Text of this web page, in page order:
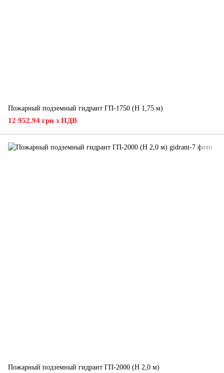
Пожарный подземный гидрант ГП-1750 (H 1,75 м)
12 952.94 грн з ПДВ
Пожарный подземный гидрант ГП-2000 (H 2,0 м)